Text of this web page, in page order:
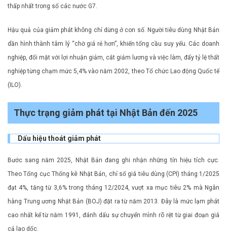
thấp nhất trong số các nước G7.
Hậu quả của giảm phát không chỉ dừng ở con số. Người tiêu dùng Nhật Bản
dần hình thành tâm lý “chờ giá rẻ hơn”, khiến tổng cầu suy yếu. Các doanh
nghiệp, đối mặt với lợi nhuận giảm, cắt giảm lương và việc làm, đẩy tỷ lệ thất
nghiệp từng chạm mức 5,4% vào năm 2002, theo Tổ chức Lao động Quốc tế
(ILO).
Thực trạng giảm phát tại Nhật Bản đến 2025
Dấu hiệu thoát giảm phát
Bước sang năm 2025, Nhật Bản đang ghi nhận những tín hiệu tích cực.
Theo Tổng cục Thống kê Nhật Bản, chỉ số giá tiêu dùng (CPI) tháng 1/2025
đạt 4%, tăng từ 3,6% trong tháng 12/2024, vượt xa mục tiêu 2% mà Ngân
hàng Trung ương Nhật Bản (BOJ) đặt ra từ năm 2013. Đây là mức lạm phát
cao nhất kể từ năm 1991, đánh dấu sự chuyển mình rõ rệt từ giai đoạn giá
cả lao dốc.